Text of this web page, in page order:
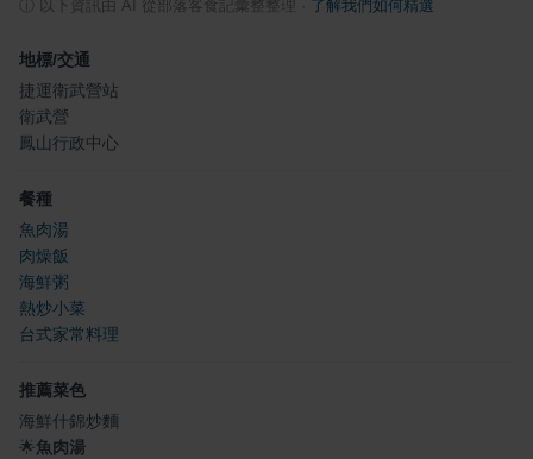
以下資訊由 AI 從部落客食記彙整整理 了解我們如何精選
地標/交通
捷運衛武營站
衛武營
鳳山行政中心
餐種
魚肉湯
肉燥飯
海鮮粥
熱炒小菜
台式家常料理
推薦菜色
海鮮什錦炒麵
🌟魚肉湯